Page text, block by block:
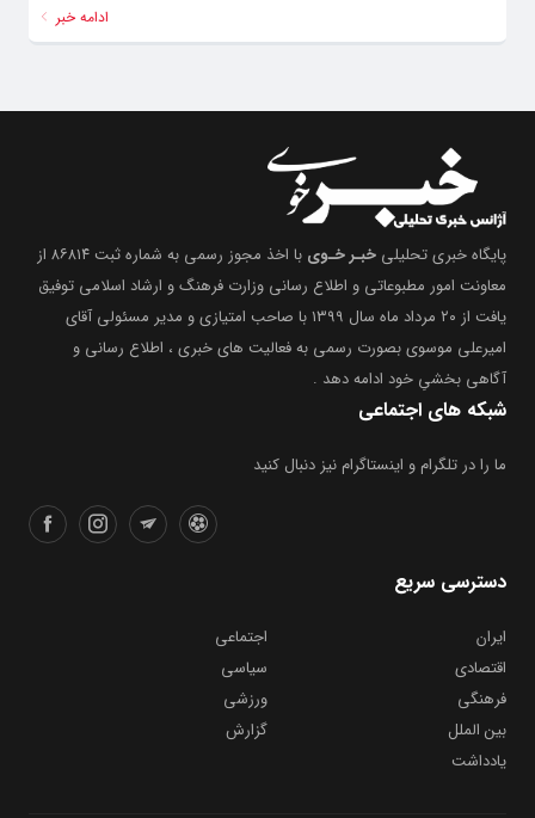
ادامه خبر
پایگاه خبری تحلیلی خبـر خـوی
با اخذ مجوز رسمی به شماره ثبت ۸۶۸۱۴ از
معاونت امور مطبوعاتی و اطلاع رسانی وزارت فرهنگ و ارشاد اسلامی توفیق
یافت از ۲۰ مرداد ماه سال ۱۳۹۹ با صاحب امتیازی و مدیر مسئولی آقای
امیرعلی موسوی بصورت رسمی به فعالیت های خبری ، اطلاع رسانی و
آگاهی بخشیِ خود ادامه دهد .
شبکه های اجتماعی
ما را در تلگرام و اینستاگرام نیز دنبال کنید
دسترسی سریع
ایران
اجتماعی
اقتصادی
سیاسی
فرهنگی
ورزشی
بین الملل
گزارش
یادداشت